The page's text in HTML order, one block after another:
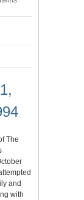
The
and
with